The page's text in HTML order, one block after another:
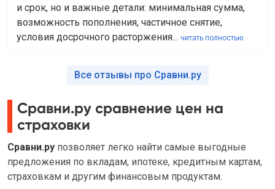
и срок, но и важные детали: минимальная сумма,
возможность пополнения, частичное снятие,
условия досрочного расторжения... читать полностью
Все отзывы про Сравни.ру
Сравни.ру сравнение цен на
страховки
Сравни.ру позволяет легко найти самые выгодные
предложения по вкладам, ипотеке, кредитным картам,
страховкам и другим финансовым продуктам.